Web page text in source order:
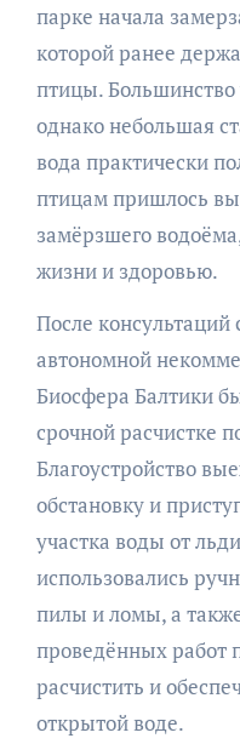
парке начала
которой ранее
птицы. Большинство
однако небольшая
вода практически
птицам пришлось
замёрзшего
жизни и здоровью.
После консультаций
автономной
Биосфера Балтики
срочной расчистке
Благоустройство
обстановку и
участка воды от
использовались
пилы и ломы, а
проведённых работ
расчистить и
открытой воде.